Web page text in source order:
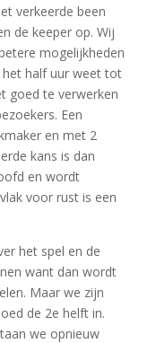
verkeerde been
de keeper op. Wij
mogelijkheden
half uur weet tot
goed te verwerken
Een
en met 2
kans is dan
en wordt
voor rust is een
het spel en de
want dan wordt
Maar we zijn
de 2e helft in.
we opnieuw